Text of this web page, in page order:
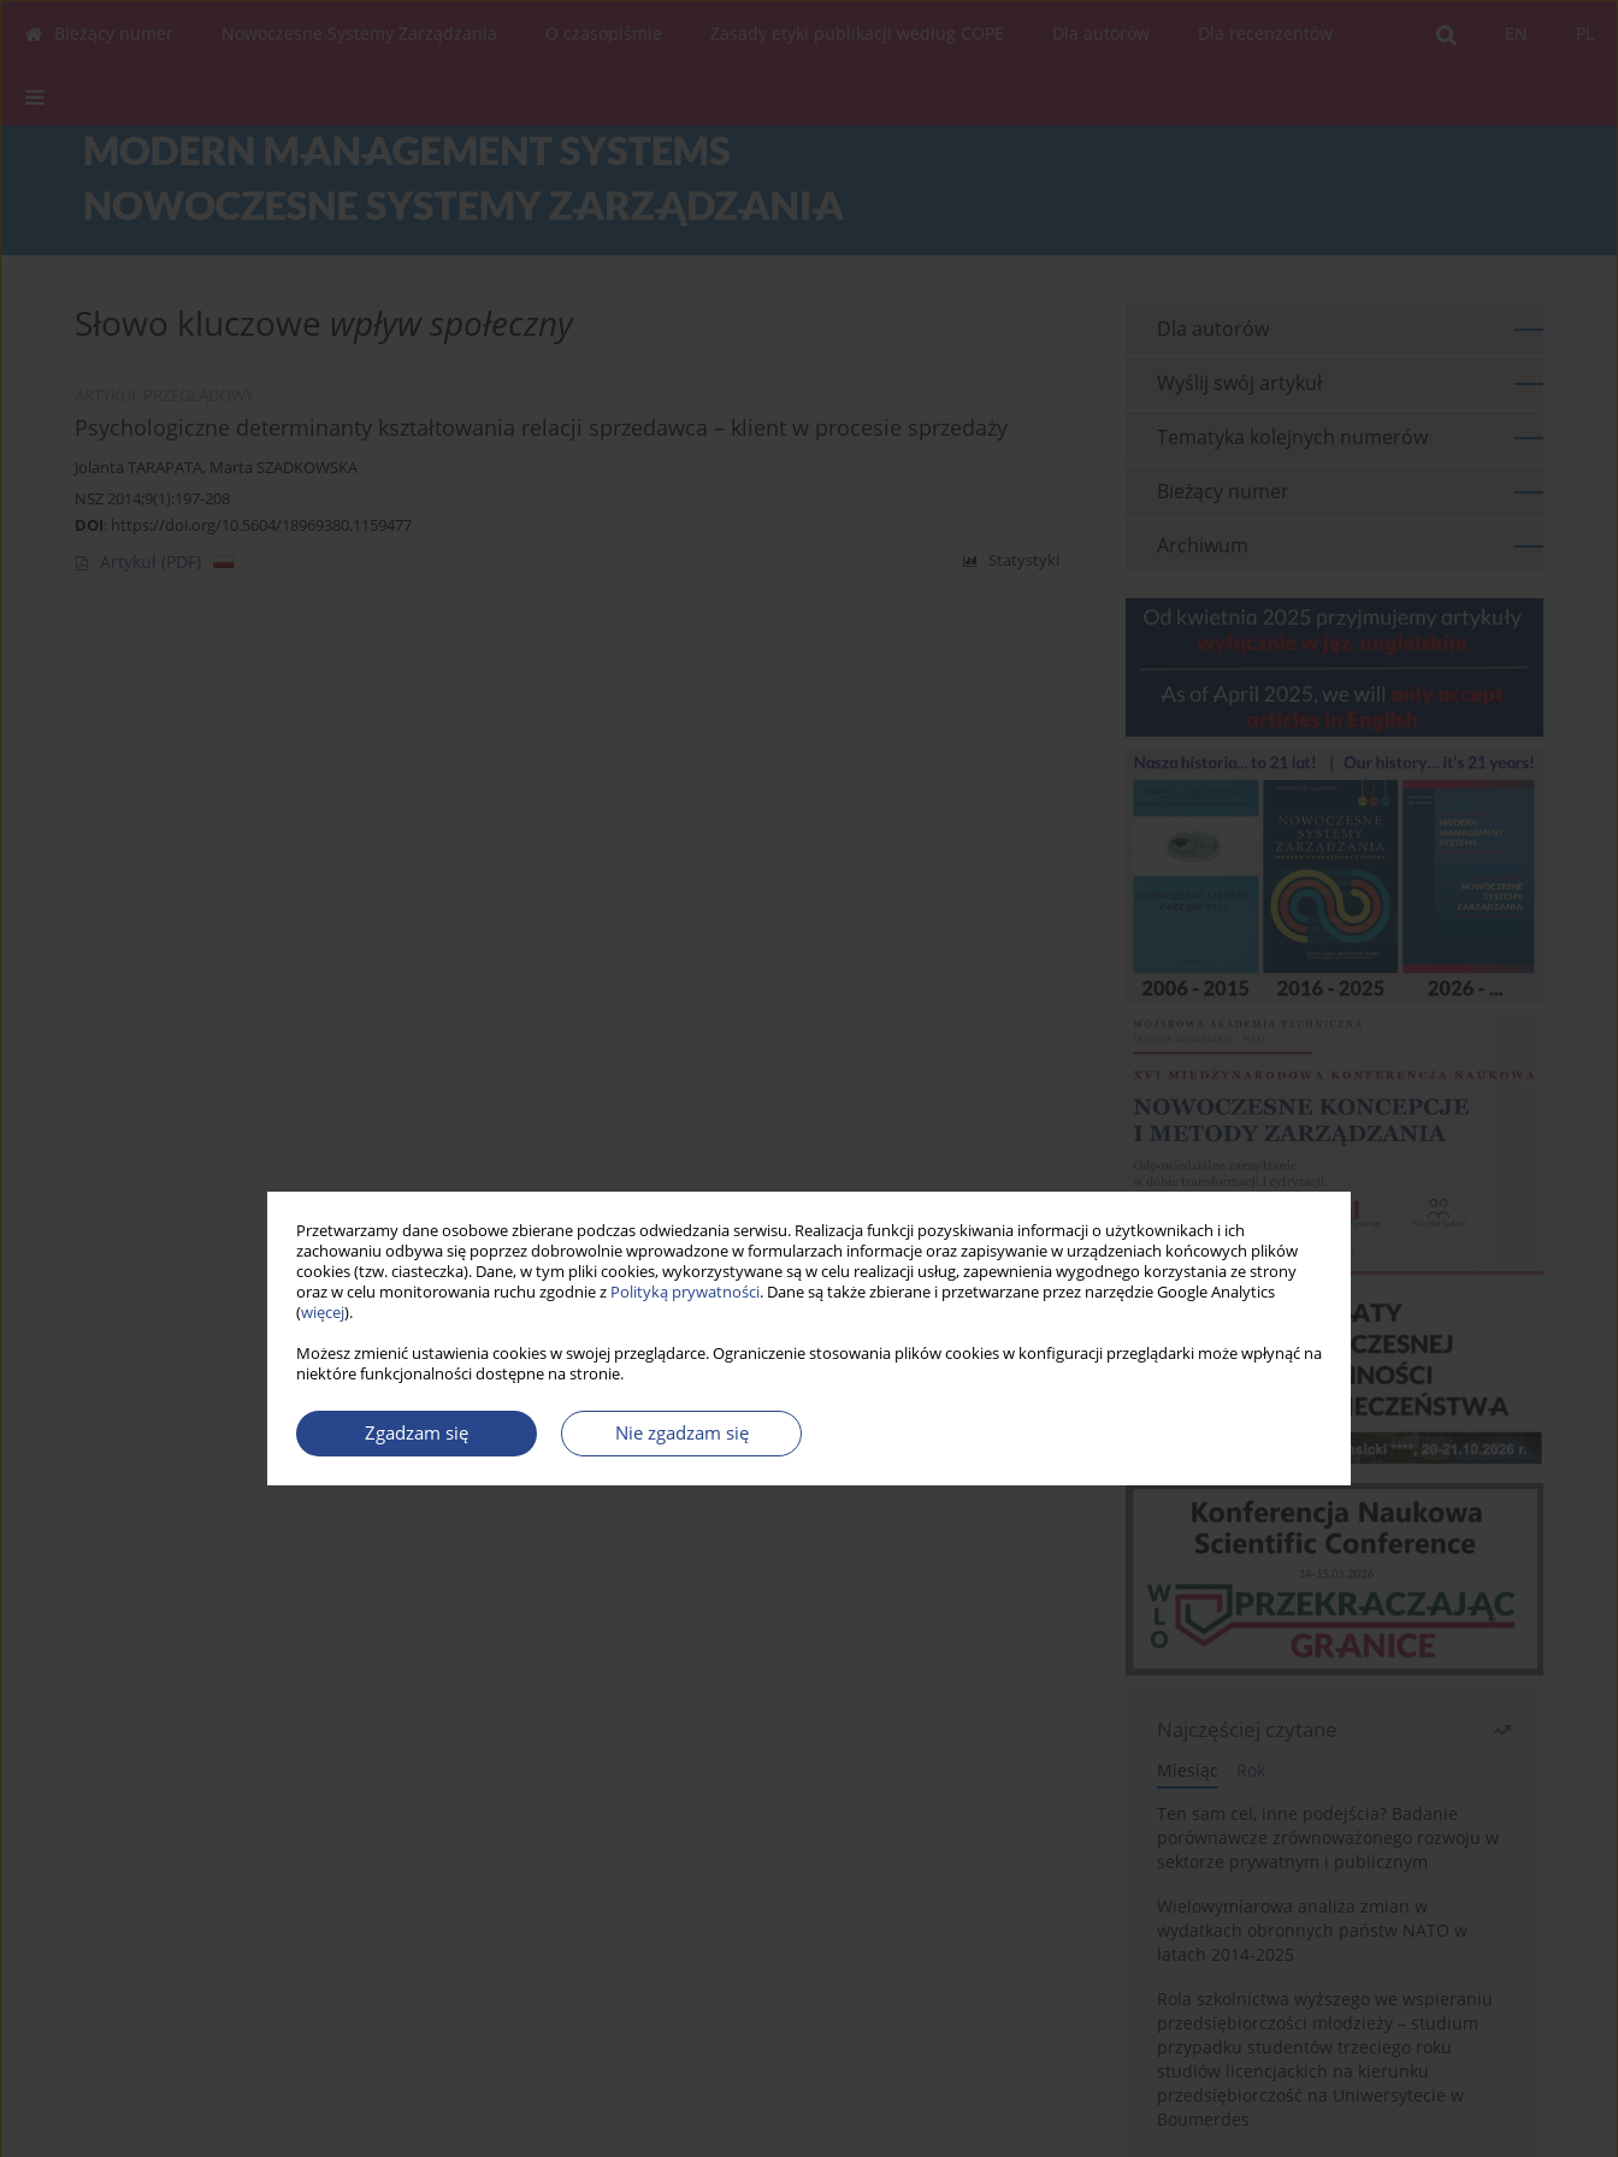
Przetwarzamy dane osobowe zbierane podczas odwiedzania serwisu. Realizacja funkcji pozyskiwania informacji o użytkownikach i ich
zachowaniu odbywa się poprzez dobrowolnie wprowadzone w formularzach informacje oraz zapisywanie w urządzeniach końcowych plików
cookies (tzw. ciasteczka). Dane, w tym pliki cookies, wykorzystywane są w celu realizacji usług, zapewnienia wygodnego korzystania ze strony
oraz w celu monitorowania ruchu zgodnie z Polityką prywatności. Dane są także zbierane i przetwarzane przez narzędzie Google Analytics
(więcej).
Możesz zmienić ustawienia cookies w swojej przeglądarce. Ograniczenie stosowania plików cookies w konfiguracji przeglądarki może wpłynąć na
niektóre funkcjonalności dostępne na stronie.
Zgadzam się Nie zgadzam się
PL
EN
Bieżący numer Nowoczesne Systemy Zarządzania O czasopiśmie Zasady etyki publikacji według COPE Dla autorów Dla recenzentów
Słowo kluczowe wpływ społeczny
Psychologiczne determinanty kształtowania relacji sprzedawca – klient w procesie sprzedaży
Jolanta TARAPATA, Marta SZADKOWSKA
NSZ 2014;9(1):197-208
DOI: https://doi.org/10.5604/18969380.1159477
Artykuł (PDF) Statystyki
Dla autorów
Wyślij swój artykuł
Tematyka kolejnych numerów
Bieżący numer
Archiwum
Najczęściej czytane
Miesiąc
Rok
Ten sam cel, inne podejścia? Badanie
porównawcze zrównoważonego rozwoju w
sektorze prywatnym i publicznym
Wielowymiarowa analiza zmian w
wydatkach obronnych państw NATO w
latach 2014-2025
Rola szkolnictwa wyższego we wspieraniu
przedsiębiorczości młodzieży – studium
przypadku studentów trzeciego roku
studiów licencjackich na kierunku
przedsiębiorczość na Uniwersytecie w
Boumerdes